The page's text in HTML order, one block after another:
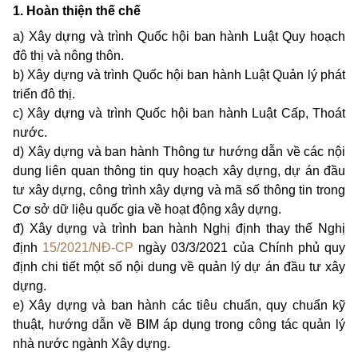
1. Hoàn thiện thế chế
a) Xây dựng và trình Quốc hội ban hành Luật Quy hoạch
đô thị và nông thôn.
b) Xây dựng và trình Quốc hội ban hành Luật Quản lý phát
triển đô thị.
c) Xây dựng và trình Quốc hội ban hành Luật Cấp, Thoát
nước.
d) Xây dựng và ban hành Thông tư hướng dẫn về các nội
dung liên quan thông tin quy hoạch xây dựng, dự án đầu
tư xây dựng, công trình xây dựng và mã số thông tin trong
Cơ sở dữ liệu quốc gia về hoạt động xây dựng.
đ) Xây dựng và trình ban hành Nghị định thay thế Nghị
định 15/2021/NĐ-CP ngày 03/3/2021 của Chính phủ quy
định chi tiết một số nội dung về quản lý dự án đầu tư xây
dựng.
e) Xây dựng và ban hành các tiêu chuẩn, quy chuẩn kỹ
thuật, hướng dẫn về BIM áp dụng trong công tác quản lý
nhà nước ngành Xây dựng.